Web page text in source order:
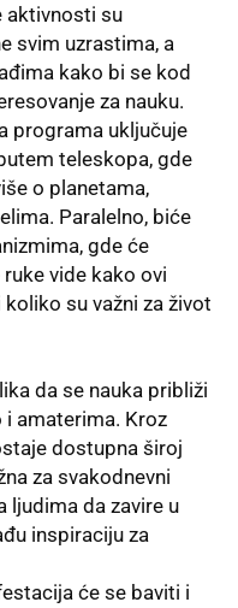
aktivnosti su
svim uzrastima, a
kako bi se kod
za nauku.
programa uključuje
teleskopa, gde
o planetama,
Paralelno, biće
gde će
vide kako ovi
su važni za život
da se nauka približi
amaterima. Kroz
dostupna široj
za svakodnevni
ljudima da zavire u
inspiraciju za
će se baviti i